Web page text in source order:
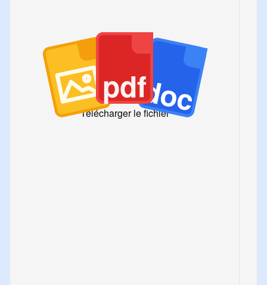
pdfdoc
Télécharger le fichier